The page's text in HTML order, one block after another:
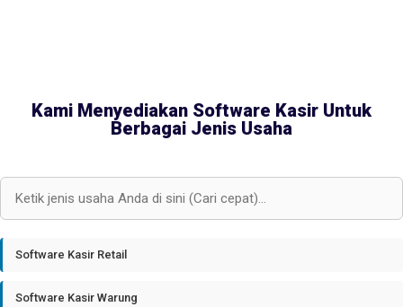
Kami Menyediakan Software Kasir Untuk
Berbagai Jenis Usaha
Software Kasir Retail
Software Kasir Warung